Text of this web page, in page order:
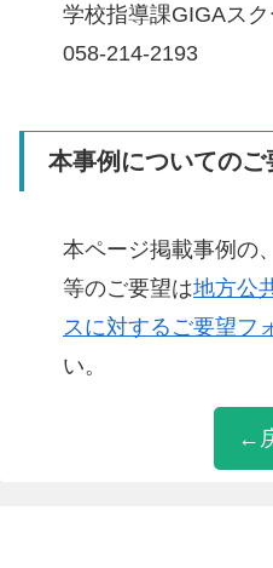
←
学校指導課GIGAス
058-214-2193
本事例についてのご
本ページ掲載事例の
等のご要望は地方公
スに対するご要望フ
い。